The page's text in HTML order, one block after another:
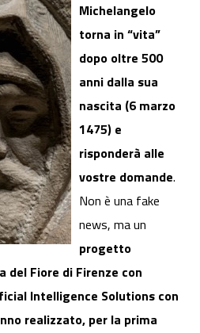
Michelangelo
torna in “vita”
dopo oltre 500
anni dalla sua
nascita (6 marzo
1475) e
risponderà alle
vostre domande.
Non è una fake
news, ma un
progetto
del Fiore di Firenze con
Intelligence Solutions con
realizzato, per la prima